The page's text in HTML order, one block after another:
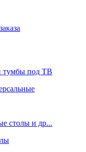
тумбы под ТВ
столы и др...